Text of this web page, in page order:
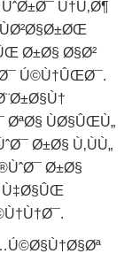
Ù†Ù‚Ø¶
Ø±Ø§ Ø§Ø²
Ú©Ù†ÛŒØ¯.
ÙØ§ÛŒÙ„
Ø±Ø§ Ù‚ÙÙ„
Ø±Ø§
Ù‡Ø§ÛŒ